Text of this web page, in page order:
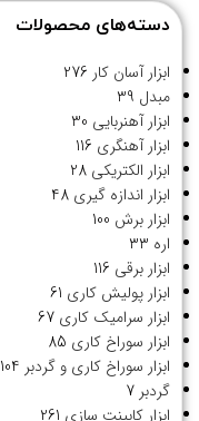
دسته‌های محصولات
ابزار آسان کار 276
مبدل 39
ابزار آهنربایی 30
ابزار آهنگری 116
ابزار الکتریکی 28
ابزار اندازه گیری 48
ابزار برش 100
اره 33
ابزار برقی 116
ابزار پولیش کاری 61
ابزار سرامیک کاری 67
ابزار سوراخ کاری 85
ابزار سوراخ کاری و گردبر 104
گردبر 7
ابزار کابینت سازی 261